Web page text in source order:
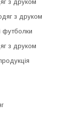
з друком
з друком
футболки
з друком